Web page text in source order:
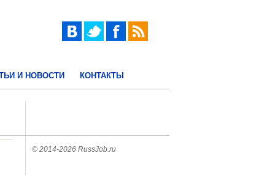
И НОВОСТИ КОНТАКТЫ
© 2014-2026 RussJob.ru